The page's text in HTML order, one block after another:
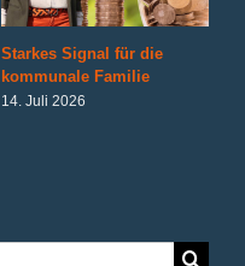
Starkes Signal für die
kommunale Familie
14. Juli 2026